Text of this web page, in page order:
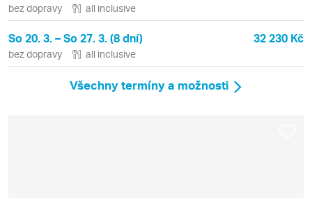
bez dopravy all inclusive
So 20. 3. – So 27. 3. (8 dní) 32 230 Kč
bez dopravy all inclusive
Všechny termíny a možnosti